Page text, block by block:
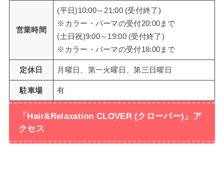
営業時間
(平日)10:00～21:00 (受付終了)
※カラー・パーマの受付20:00まで
(土日祝)9:00～19:00 (受付終了)
※カラー・パーマの受付18:00まで
定休日 月曜日、第一火曜日、第三日曜日
駐車場 有
「Hair&Relaxation CLOVER (クローバー)」ア
クセス